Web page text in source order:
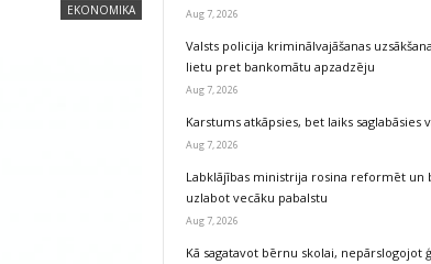
EKONOMIKA Aug 7, 2026
Valsts policija kriminālvajāšanas
lietu pret bankomātu apzadzēju
Aug 7, 2026
Karstums atkāpsies, bet laiks saglabāsies
Aug 7, 2026
Labklājības ministrija rosina reformēt un
uzlabot vecāku pabalstu
Aug 7, 2026
Kā sagatavot bērnu skolai, nepārslogojot